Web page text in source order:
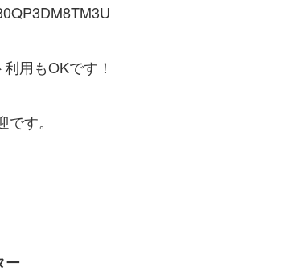
用もOKです！
す。
ー